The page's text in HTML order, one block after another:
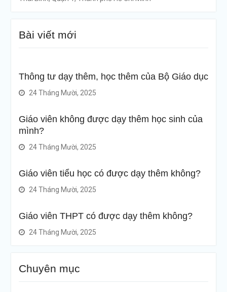
Bài viết mới
Thông tư dạy thêm, học thêm của Bộ Giáo dục
24 Tháng Mười, 2025
Giáo viên không được dạy thêm học sinh của
mình?
24 Tháng Mười, 2025
Giáo viên tiểu học có được dạy thêm không?
24 Tháng Mười, 2025
Giáo viên THPT có được dạy thêm không?
24 Tháng Mười, 2025
Chuyên mục